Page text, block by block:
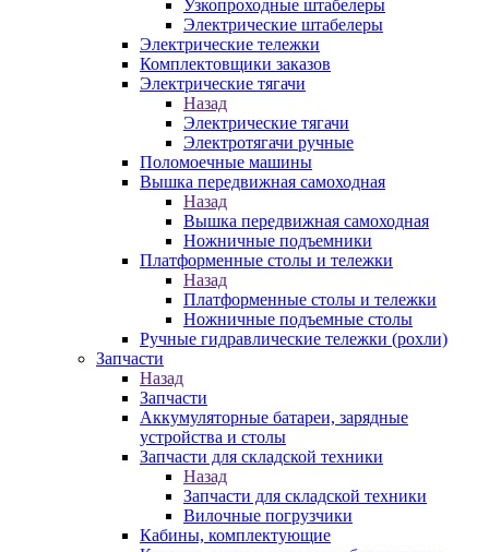
Узкопроходные штабелеры
Электрические штабелеры
Электрические тележки
Комплектовщики заказов
Электрические тягачи
Назад
Электрические тягачи
Электротягачи ручные
Поломоечные машины
Вышка передвижная самоходная
Назад
Вышка передвижная самоходная
Ножничные подъемники
Платформенные столы и тележки
Назад
Платформенные столы и тележки
Ножничные подъемные столы
Ручные гидравлические тележки (рохли)
Запчасти
Назад
Запчасти
Аккумуляторные батареи, зарядные
устройства и столы
Запчасти для складской техники
Назад
Запчасти для складской техники
Вилочные погрузчики
Кабины, комплектующие